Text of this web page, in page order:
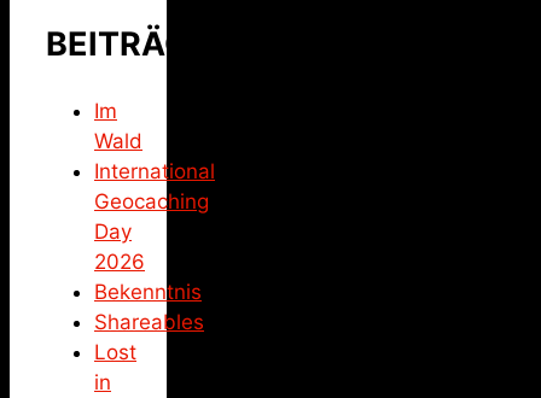
BEITRÄGE
Im
Wald
International
Geocaching
Day
2026
Bekenntnis
Shareables
Lost
in